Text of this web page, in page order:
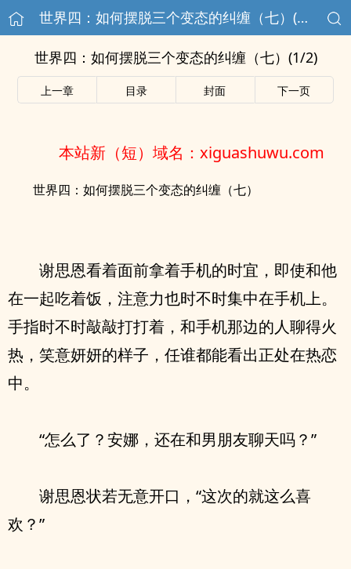
世界四：如何摆脱三个变态的纠缠（七）(1/2)
世界四：如何摆脱三个变态的纠缠（七）(1/2)
上一章 目录 封面 下一页
本站新（短）域名：xiguashuwu.com
世界四：如何摆脱三个变态的纠缠（七）
谢思恩看着面前拿着手机的时宜，即使和他
在一起吃着饭，注意力也时不时集中在手机上。
手指时不时敲敲打打着，和手机那边的人聊得火
热，笑意妍妍的样子，任谁都能看出正处在热恋
中。
“怎么了？安娜，还在和男朋友聊天吗？”
谢思恩状若无意开口，“这次的就这么喜
欢？”